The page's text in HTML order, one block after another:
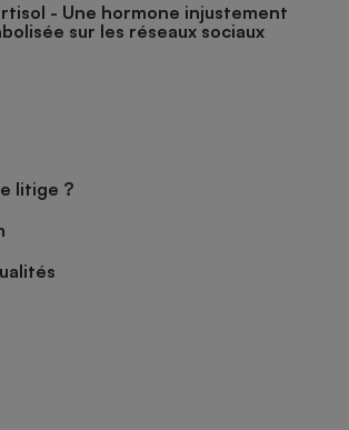
- Une hormone injustement
sur les réseaux sociaux
litige ?